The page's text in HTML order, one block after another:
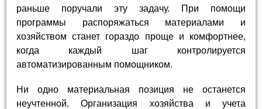
раньше поручали эту задачу. При помощи
программы распоряжаться материалами и
хозяйством станет гораздо проще и комфортнее,
когда каждый шаг контролируется
автоматизированным помощником.
Ни одно материальная позиция не останется
неучтенной. Организация хозяйства и учета